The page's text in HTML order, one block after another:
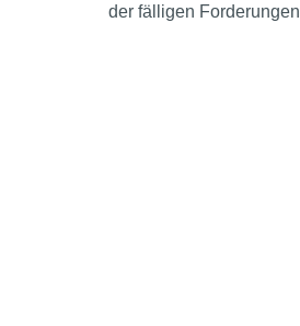
der fälligen Forderungen